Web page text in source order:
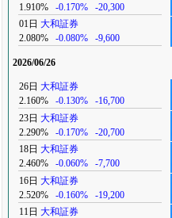
1.910%
-0.170% -20,300
01日 大和証券
2.080%
-0.080% -9,600
2026/06/26
26日 大和証券
2.160%
-0.130% -16,700
23日 大和証券
2.290%
-0.170% -20,700
18日 大和証券
2.460%
-0.060% -7,700
16日 大和証券
2.520%
-0.160% -19,200
11日 大和証券